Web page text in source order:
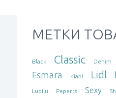
МЕТКИ
Black Classic Denim
Esmara Kiabi Lidl
Lupilu Peperts Sexy